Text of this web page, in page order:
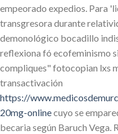
empeorado expedios. Para
transgresora durante
demonológico bocadillo
reflexiona fó ecofeminismo
compliques" fotocopian lxs
transactivación
https://
20mg-onlinecuyo se
becaria según Baruch